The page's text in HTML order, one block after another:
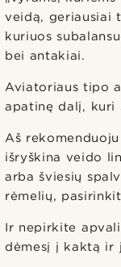
veidą, geriausiai
kuriuos
bei antakiai.
Aviatoriaus tipo
apatinę dalį, kuri
Aš
išryškina veido
arba šviesių
rėmelių,
Ir nepirkite
dėmesį į kaktą ir